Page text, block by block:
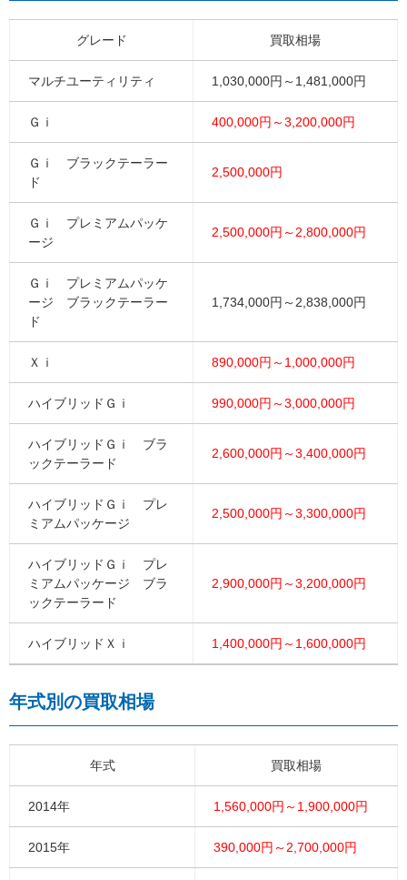
グレード 買取相場
マルチユーティリティ 1,030,000円～1,481,000円
Ｇｉ 400,000円～3,200,000円
Ｇｉ ブラックテーラー
ド
2,500,000円
Ｇｉ プレミアムパッケ
ージ
2,500,000円～2,800,000円
Ｇｉ プレミアムパッケ
ージ ブラックテーラー
ド
1,734,000円～2,838,000円
Ｘｉ 890,000円～1,000,000円
ハイブリッドＧｉ 990,000円～3,000,000円
ハイブリッドＧｉ ブラ
ックテーラード
2,600,000円～3,400,000円
ハイブリッドＧｉ プレ
ミアムパッケージ
2,500,000円～3,300,000円
ハイブリッドＧｉ プレ
ミアムパッケージ ブラ
ックテーラード
2,900,000円～3,200,000円
ハイブリッドＸｉ 1,400,000円～1,600,000円
年式別の買取相場
年式 買取相場
2014年 1,560,000円～1,900,000円
2015年 390,000円～2,700,000円